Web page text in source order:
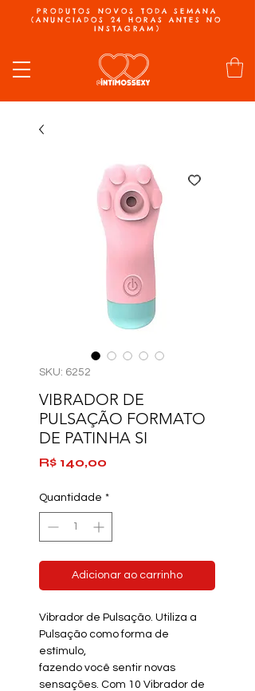
PRODUTOS NOVOS TODA SEMANA
(ANUNCIADOS 24 HORAS ANTES NO
INSTAGRAM)
SKU: 6252
VIBRADOR DE
PULSAÇÃO FORMATO
DE PATINHA SI
R$ 140,00
Quantidade *
Adicionar ao carrinho
Vibrador de Pulsação. Utiliza a
Pulsação como forma de
estímulo,
fazendo você sentir novas
sensações. Com 10 Vibrador de